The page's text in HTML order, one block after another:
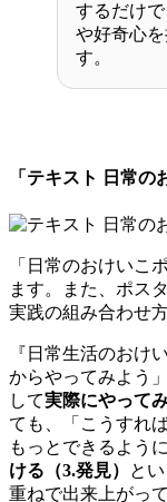
するだけ
や好奇心
す。
「テキスト 日常の
「日常のおけいこ
ます。また、ポス
実践の組み合わせ
『日常生活のおけ
からやってみよう
して実際にやって
ても、「こうすれ
もっとできるよう
ける（3.発見）
と
重ねで出来上がっ